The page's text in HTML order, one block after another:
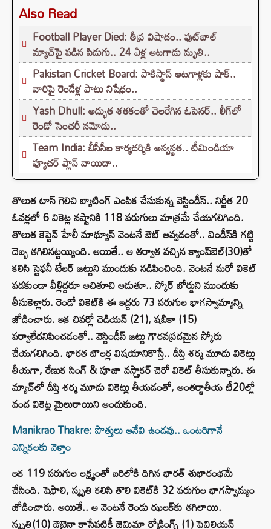
Also Read
Football Player Died: తీవ్ర విషాదం.. ఫుట్‌బాల్
మ్యాచ్‌పై పడిన పిడుగు.. 24 ఏళ్ల ఆటగాడు మృతి..
Pakistan Cricket Board: పాకిస్థాన్ ఆటగాళ్లకు షాక్..
వారిపై రెండేళ్ల పాటు నిషేధం..
Yash Dhull: అద్భుత శతకంతో చెలరేగిన ఓపెనర్.. లీగ్‌లో
రెండో సెంచరీ నమోదు..
Team India: బీసీసీఐ కార్యదర్శికి అస్వస్థత.. టీమిండియా
ఫ్యూచర్ ప్లాన్ వాయిదా..
తొలుత టాస్ గెలిచి బ్యాటింగ్ ఎంపిక చేసుకున్న వెస్టిండీస్.. నిర్ణీత 20
ఓవర్లలో 6 వికెట్ల నష్టానికి 118 పరుగులు మాత్రమే చేయగలిగింది.
తొలుత కెప్టెన్ హేలీ మాథ్యూస్ వెంటనే ఔట్ అవ్వడంతో.. విండీస్‌కి గట్టి
దెబ్బ తగిలినట్టయ్యింది. అయితే.. ఆ తర్వాత వచ్చిన క్యాంప్‌బెల్‌(30)తో
కలిసి స్టెఫనీ టేలర్ జట్టుని ముందుకు నడిపించింది. వెంటనే మరో వికెట్
పడకుండా వీళ్లిద్దరూ ఆచితూచి ఆడుతూ.. స్కోర్ బోర్డుని ముందుకు
తీసుకెళ్లారు. రెండో వికెట్‌కి ఈ ఇద్దరు 73 పరుగుల భాగస్వామ్యాన్ని
జోడించారు. ఇక చివర్లో చెడియన్ (21), షబికా (15)
పర్వాలేదనిపించడంతో.. వెస్టిండీస్ జట్టు గౌరవప్రదమైన స్కోరు
చేయగలిగింది. భారత బౌలర్ల విషయానికొస్తే.. దీప్తి శర్మ మూడు వికెట్లు
తీయగా, రేణుక సింగ్ & పూజా వస్త్రాకర్ చెరో వికెట్ తీసుకున్నారు. ఈ
మ్యాచ్‌లో దీప్తి శర్మ మూడు వికెట్లు తీయడంతో, అంతర్జాతీయ టీ20ల్లో
వంద వికెట్ల మైలురాయిని అందుకుంది.
Manikrao Thakre: పొత్తులు అనేవి ఉండవు.. ఒంటరిగానే
ఎన్నికలకు వెళ్తాం
ఇక 119 పరుగుల లక్ష్యంతో బరిలోకి దిగిన భారత్‌ శుభారంభమే
చేసింది. షెఫాలి, స్మృతి కలిసి తొలి వికెట్‌కి 32 పరుగుల భాగస్వామ్యం
జోడించారు. అయితే.. ఆ వెంటనే రెండు ఝలక్‌కు తగిలాయి.
స్మృతి(10) ఔటైనా కాసేపటికీ జెమిమా రోడ్రింగ్స్ (1) పెవిలియన్